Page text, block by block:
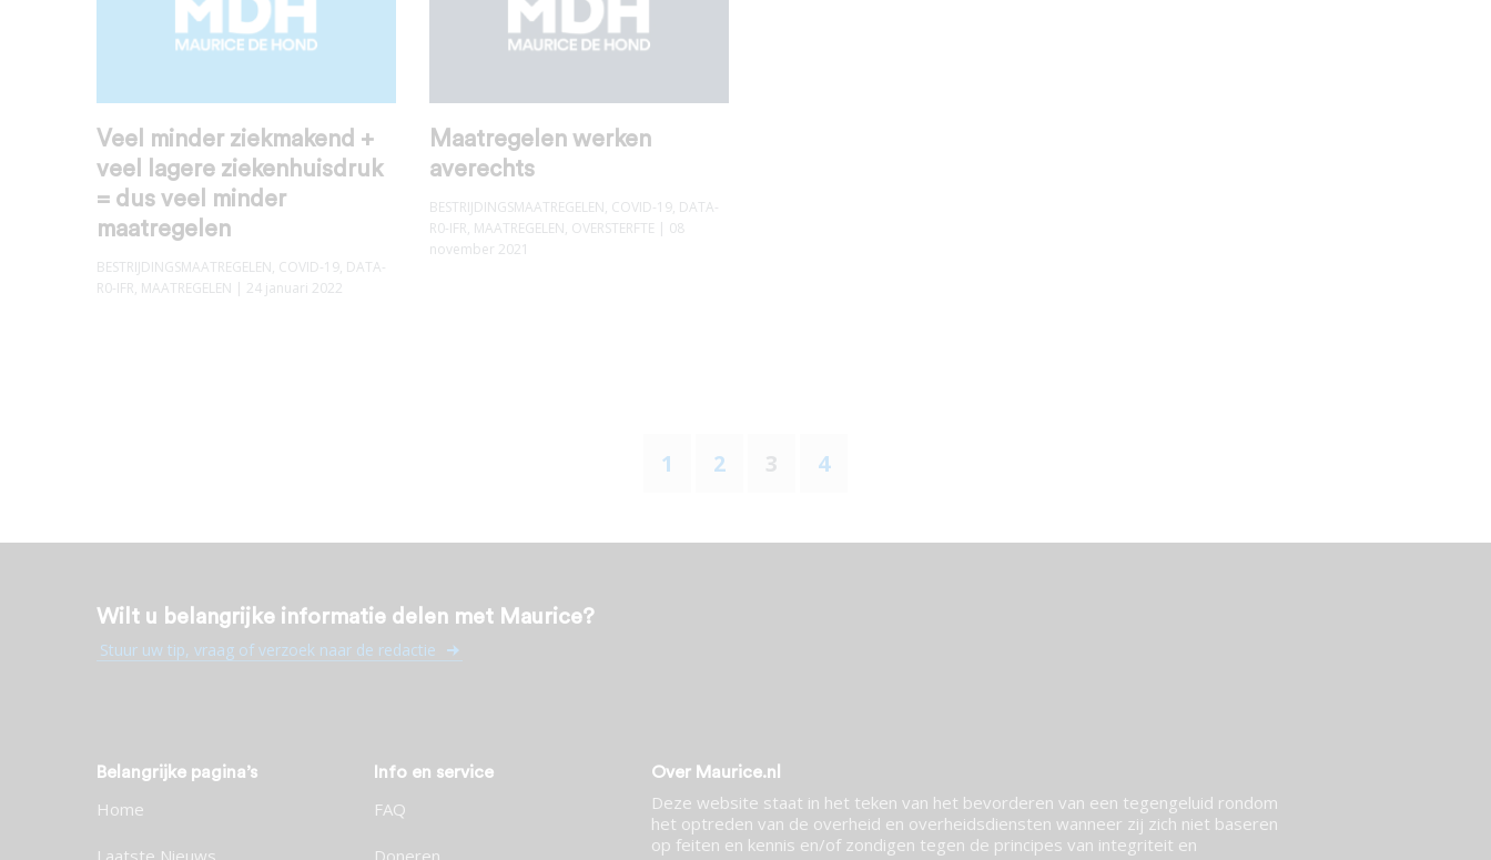
Veel minder ziekmakend +
veel lagere ziekenhuisdruk
= dus veel minder
maatregelen
BESTRIJDINGSMAATREGELEN, COVID-19, DATA-
R0-IFR, MAATREGELEN | 24 januari 2022
Maatregelen werken
averechts
BESTRIJDINGSMAATREGELEN, COVID-19, DATA-
R0-IFR, MAATREGELEN, OVERSTERFTE | 08
november 2021
1 2 3 4
Wilt u belangrijke informatie delen met Maurice?
Stuur uw tip, vraag of verzoek naar de redactie
Belangrijke pagina’s
Home
Laatste Nieuws
Info en service
FAQ
Doneren
Over Maurice.nl
Deze website staat in het teken van het bevorderen van een tegengeluid rondom
het optreden van de overheid en overheidsdiensten wanneer zij zich niet baseren
op feiten en kennis en/of zondigen tegen de principes van integriteit en